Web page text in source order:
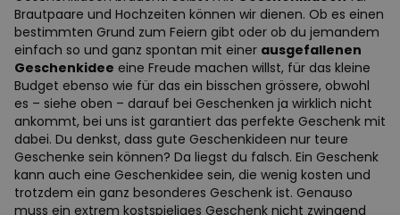
Brautpaare und Hochzeiten können wir dienen. Ob es einen
bestimmten Grund zum Feiern gibt oder ob du jemandem
einfach so und ganz spontan mit einer ausgefallenen
Geschenkidee eine Freude machen willst, für das kleine
Budget ebenso wie für das ein bisschen grössere, obwohl
es – siehe oben – darauf bei Geschenken ja wirklich nicht
ankommt, bei uns ist garantiert das perfekte Geschenk mit
dabei. Du denkst, dass gute Geschenkideen nur teure
Geschenke sein können? Da liegst du falsch. Ein Geschenk
kann auch eine Geschenkidee sein, die wenig kosten und
trotzdem ein ganz besonderes Geschenk ist. Genauso
muss ein extrem kostspieliges Geschenk nicht zwingend